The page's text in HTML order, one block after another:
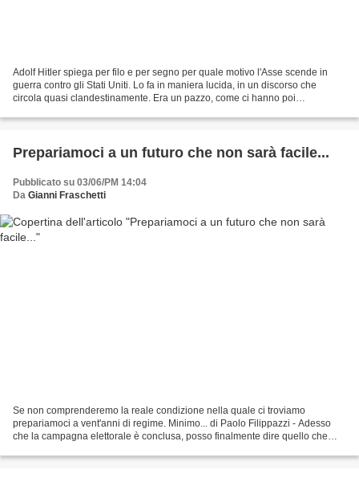
Adolf Hitler spiega per filo e per segno per quale motivo l'Asse scende in
guerra contro gli Stati Uniti. Lo fa in maniera lucida, in un discorso che
circola quasi clandestinamente. Era un pazzo, come ci hanno poi
Prepariamoci a un futuro che non sarà facile...
Pubblicato su 03/06/PM 14:04
Da Gianni Fraschetti
Se non comprenderemo la reale condizione nella quale ci troviamo
prepariamoci a vent'anni di regime. Minimo... di Paolo Filippazzi - Adesso
che la campagna elettorale è conclusa, posso finalmente dire quello che